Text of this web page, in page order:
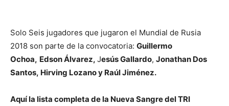
Solo Seis jugadores que jugaron el Mundial de Rusia
2018 son parte de la convocatoria: Guillermo
Ochoa, Edson Álvarez, Jesús Gallardo, Jonathan Dos
Santos, Hirving Lozano y Raúl Jiménez.
Aquí la lista completa de la Nueva Sangre del TRI